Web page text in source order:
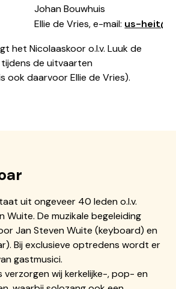
Johan Bouwhuis
Ellie de Vries, e-mail: us-
het Nicolaaskoor o.l.v. Luuk de
de uitvaarten
ook daarvoor Ellie de Vries).
uit ongeveer 40 leden o.l.v.
Wuite. De muzikale begeleiding
Jan Steven Wuite (keyboard) en
Bij exclusieve optredens wordt er
gastmusici.
verzorgen wij kerkelijke-, pop- en